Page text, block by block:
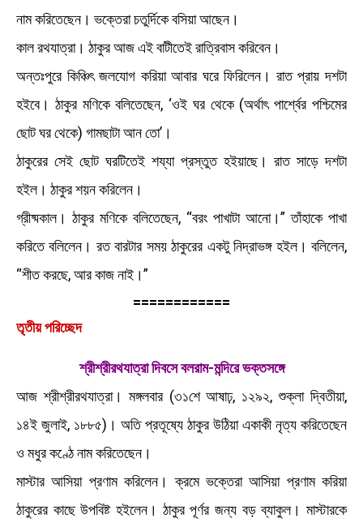
নাম করিতেছেন। ভক্তেরা চতুর্দিকে বসিয়া আছেন।
কাল রথযাত্রা। ঠাকুর আজ এই বাটীতেই রাত্রিবাস করিবেন।
অন্তঃপুরে কিঞ্চিৎ জলযোগ করিয়া আবার ঘরে ফিরিলেন। রাত প্রায় দশটা
হইবে। ঠাকুর মণিকে বলিতেছেন, ‘ওই ঘর থেকে (অর্থাৎ পার্শ্বের পশ্চিমের
ছোট ঘর থেকে) গামছাটা আন তো’।
ঠাকুরের সেই ছোট ঘরটিতেই শয্যা প্রস্তুত হইয়াছে। রাত সাড়ে দশটা
হইল। ঠাকুর শয়ন করিলেন।
গ্রীষ্মকাল। ঠাকুর মণিকে বলিতেছেন, “বরং পাখাটা আনো।” তাঁহাকে পাখা
করিতে বলিলেন। রত বারটার সময় ঠাকুরের একটু নিদ্রাভঙ্গ হইল। বলিলেন,
“শীত করছে, আর কাজ নাই।”
============
তৃতীয় পরিচ্ছেদ
শ্রীশ্রীরথযাত্রা দিবসে বলরাম-মন্দিরে ভক্তসঙ্গে
আজ শ্রীশ্রীরথযাত্রা। মঙ্গলবার (৩১শে আষাঢ়, ১২৯২, শুক্লা দ্বিতীয়া,
১৪ই জুলাই, ১৮৮৫)। অতি প্রতূষ্যে ঠাকুর উঠিয়া একাকী নৃত্য করিতেছেন
ও মধুর কণ্ঠে নাম করিতেছেন।
মাস্টার আসিয়া প্রণাম করিলেন। ক্রমে ভক্তেরা আসিয়া প্রণাম করিয়া
ঠাকুরের কাছে উপবিষ্ট হইলেন। ঠাকুর পূর্ণর জন্য বড় ব্যাকুল। মাস্টারকে